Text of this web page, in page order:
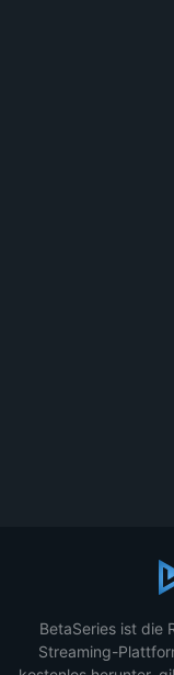
BetaSeries ist die
Streaming-